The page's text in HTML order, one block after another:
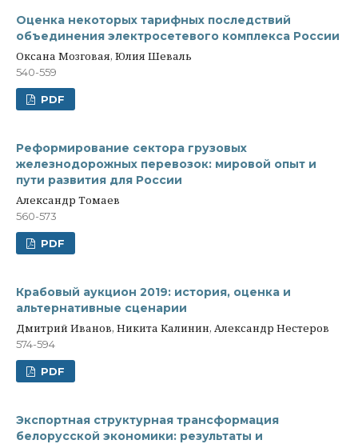
Оценка некоторых тарифных последствий
объединения электросетевого комплекса России
Оксана Мозговая, Юлия Шеваль
540-559
PDF
Реформирование сектора грузовых
железнодорожных перевозок: мировой опыт и
пути развития для России
Александр Томаев
560-573
PDF
Крабовый аукцион 2019: история, оценка и
альтернативные сценарии
Дмитрий Иванов, Никита Калинин, Александр Нестеров
574-594
PDF
Экспортная структурная трансформация
белорусской экономики: результаты и